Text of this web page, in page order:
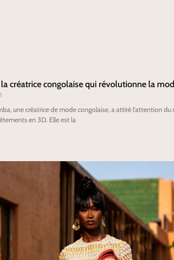
créatrice congolaise qui révolutionne la
une créatrice de mode congolaise, a attiré l’attention
en 3D. Elle est la